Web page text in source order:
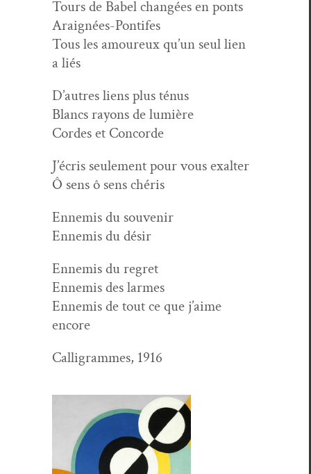
Tours de Babel changées en ponts
Araignées-Pontifes
Tous les amoureux qu’un seul lien
a liés
D’autres liens plus ténus
Blancs rayons de lumière
Cordes et Concorde
J’écris seule­ment pour vous exalter
Ô sens ô sens chéris
Enne­mis du souvenir
Enne­mis du désir
Enne­mis du regret
Enne­mis des larmes
Enne­mis de tout ce que j’aime
encore
Cal­ligrammes, 1916